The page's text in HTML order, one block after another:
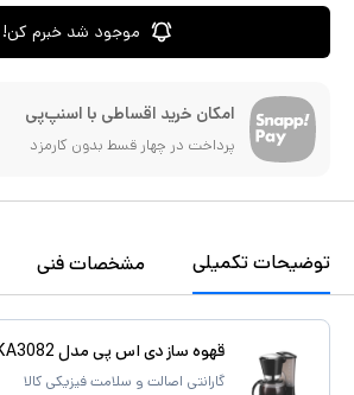
موجود شد خبرم کن!
امکان خرید اقساطی با اسنپ‌پی
پرداخت در چهار قسط بدون کارمزد
توضیحات تکمیلی مشخصات فنی
قهوه ساز دی اس پی مدل KA3082
گارانتی اصالت و سلامت فیزیکی کالا